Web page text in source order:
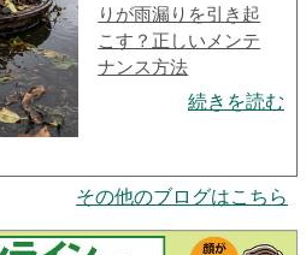
りが雨漏りを引き起
こす？正しいメンテ
ナンス方法
続きを読む
その他のブログはこちら